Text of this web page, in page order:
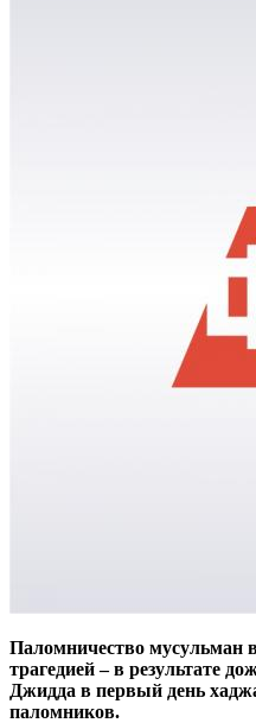
Паломничество мусульман
трагедией – в результате
Джидда в первый день
паломников.